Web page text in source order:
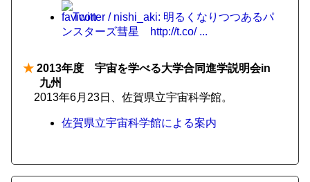
Twitter / nishi_aki: 明るくなりつつあるパ
ンスターズ彗星 http://t.co/ ...
★ 2013年度 宇宙を学べる大学合同進学説明会in
九州
2013年6月23日、佐賀県立宇宙科学館。
佐賀県立宇宙科学館による案内